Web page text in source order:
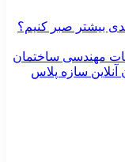
بیشتر صبر کنیم؟
سازه پلاس